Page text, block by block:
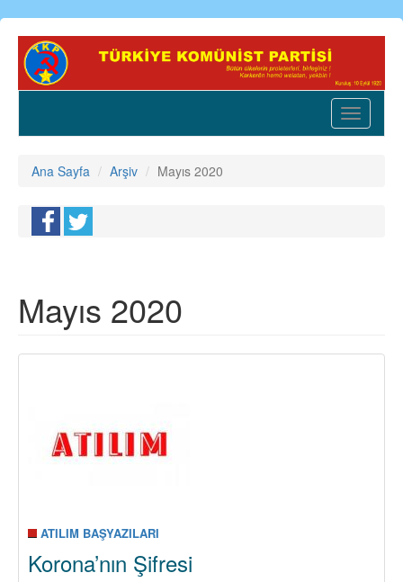
Ana
içeriğe
Toggle
Ana Sayfa Arşiv Mayıs 2020
Mayıs 2020
ATILIM BAŞYAZILARI
Korona’nın Şifresi